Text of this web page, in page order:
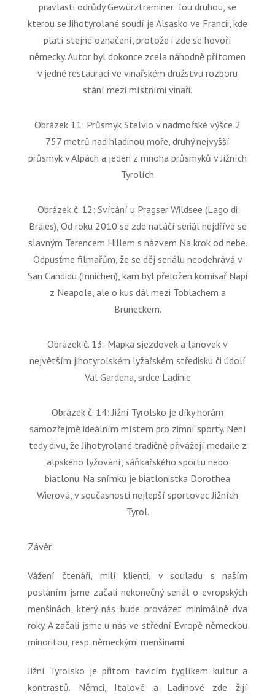
pravlasti odrůdy Gewürztraminer. Tou druhou, se
kterou se Jihotyrolané soudí je Alsasko ve Francii, kde
platí stejné označení, protože i zde se hovoří
německy. Autor byl dokonce zcela náhodně přítomen
v jedné restauraci ve vinařském družstvu rozboru
stání mezi místními vinaři.
Obrázek 11: Průsmyk Stelvio v nadmořské výšce 2
757 metrů nad hladinou moře, druhý nejvyšší
průsmyk v Alpách a jeden z mnoha průsmyků v Jižních
Tyrolích
Obrázek č. 12: Svítání u Pragser Wildsee (Lago di
Braies), Od roku 2010 se zde natáčí seriál nejdříve se
slavným Terencem Hillem s názvem Na krok od nebe.
Odpusťme filmařům, že se děj seriálu neodehrává v
San Candidu (Innichen), kam byl přeložen komisař Napi
z Neapole, ale o kus dál mezi Toblachem a
Bruneckem.
Obrázek č. 13: Mapka sjezdovek a lanovek v
největším jihotyrolském lyžařském středisku či údolí
Val Gardena, srdce Ladinie
Obrázek č. 14: Jižní Tyrolsko je díky horám
samozřejmě ideálním místem pro zimní sporty. Není
tedy divu, že Jihotyrolané tradičně přivážejí medaile z
alpského lyžování, sáňkařského sportu nebo
biatlonu. Na snímku je biatlonistka Dorothea
Wierová, v současnosti nejlepší sportovec Jižních
Tyrol.
Závěr:
Vážení čtenáři, milí klienti, v souladu s naším
posláním jsme začali nekonečný seriál o evropských
menšinách, který nás bude provázet minimálně dva
roky. A začali jsme u nás ve střední Evropě německou
minoritou, resp. německými menšinami.
Jižní Tyrolsko je přitom tavicím tyglíkem kultur a
kontrastů. Němci, Italové a Ladinové zde žijí